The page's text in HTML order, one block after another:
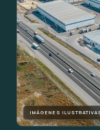
IMÁGENES